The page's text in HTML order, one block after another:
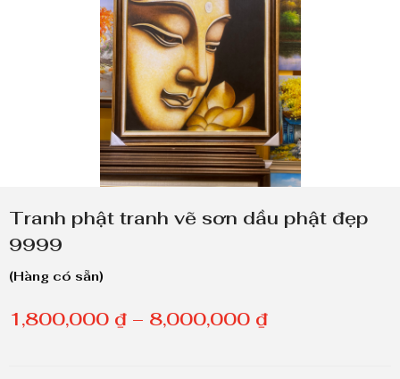
Tranh phật tranh vẽ sơn dầu phật đẹp
9999
(Hàng có sẵn)
1,800,000 ₫ – 8,000,000 ₫K